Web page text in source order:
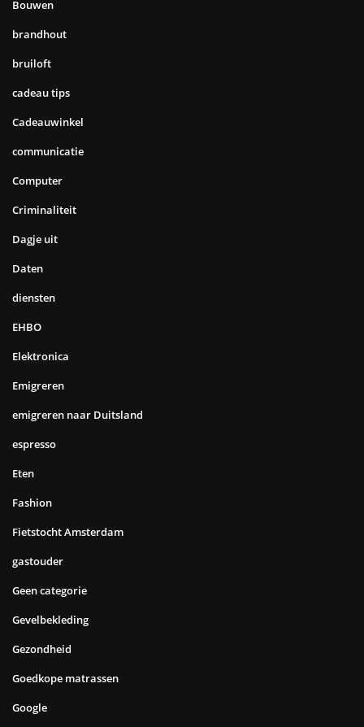
Bouwen
brandhout
bruiloft
cadeau tips
Cadeauwinkel
communicatie
Computer
Criminaliteit
Dagje uit
Daten
diensten
EHBO
Elektronica
Emigreren
emigreren naar Duitsland
espresso
Eten
Fashion
Fietstocht Amsterdam
gastouder
Geen categorie
Gevelbekleding
Gezondheid
Goedkope matrassen
Google